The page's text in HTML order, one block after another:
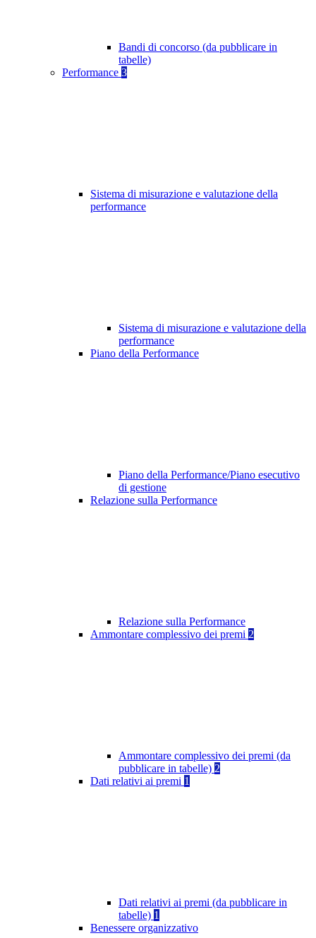
Bandi di concorso (da pubblicare in
tabelle)
Performance 3
Sistema di misurazione e valutazione della
performance
Sistema di misurazione e valutazione della
performance
Piano della Performance
Piano della Performance/Piano esecutivo
di gestione
Relazione sulla Performance
Relazione sulla Performance
Ammontare complessivo dei premi 2
Ammontare complessivo dei premi (da
pubblicare in tabelle) 2
Dati relativi ai premi 1
Dati relativi ai premi (da pubblicare in
tabelle) 1
Benessere organizzativo